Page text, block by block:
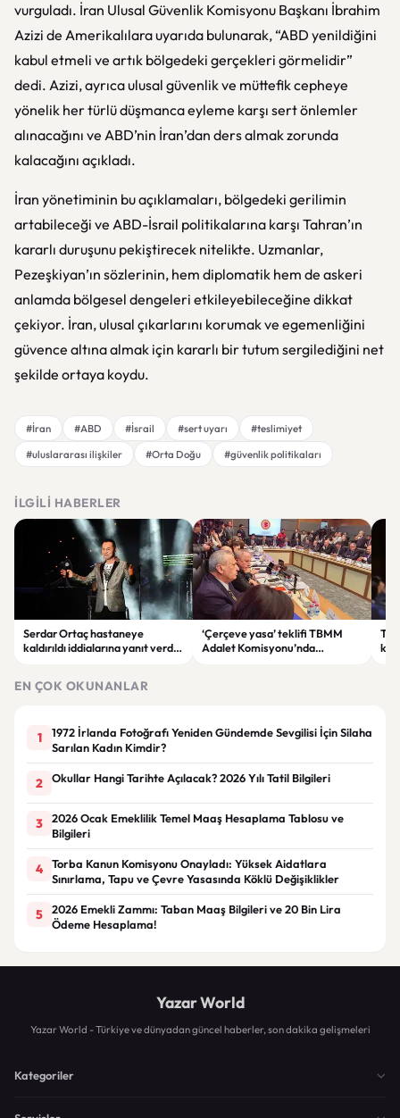
vurguladı. İran Ulusal Güvenlik Komisyonu Başkanı İbrahim
Azizi de Amerikalılara uyarıda bulunarak, “ABD yenildiğini
kabul etmeli ve artık bölgedeki gerçekleri görmelidir”
dedi. Azizi, ayrıca ulusal güvenlik ve müttefik cepheye
yönelik her türlü düşmanca eyleme karşı sert önlemler
alınacağını ve ABD’nin İran’dan ders almak zorunda
kalacağını açıkladı.
İran yönetiminin bu açıklamaları, bölgedeki gerilimin
artabileceği ve ABD-İsrail politikalarına karşı Tahran’ın
kararlı duruşunu pekiştirecek nitelikte. Uzmanlar,
Pezeşkiyan’ın sözlerinin, hem diplomatik hem de askeri
anlamda bölgesel dengeleri etkileyebileceğine dikkat
çekiyor. İran, ulusal çıkarlarını korumak ve egemenliğini
güvence altına almak için kararlı bir tutum sergilediğini net
şekilde ortaya koydu.
#İran #ABD #İsrail #sert uyarı
#teslimiyet
#uluslararası ilişkiler
#Orta Doğu #güvenlik politikaları
İLGILI HABERLER
Serdar Ortaç hastaneye
kaldırıldı iddialarına yanıt verdi:
‘Çerçeve yasa’ teklifi TBMM
Adalet Komisyonu’nda
EN ÇOK OKUNANLAR
1
1972 İrlanda Fotoğrafı Yeniden Gündemde Sevgilisi İçin Silaha
Sarılan Kadın Kimdir?
2 Okullar Hangi Tarihte Açılacak? 2026 Yılı Tatil Bilgileri
3
2026 Ocak Emeklilik Temel Maaş Hesaplama Tablosu ve
Bilgileri
4
Torba Kanun Komisyonu Onayladı: Yüksek Aidatlara
Sınırlama, Tapu ve Çevre Yasasında Köklü Değişiklikler
5
2026 Emekli Zammı: Taban Maaş Bilgileri ve 20 Bin Lira
Ödeme Hesaplama!
Yazar World
Yazar World - Türkiye ve dünyadan güncel haberler, son dakika gelişmeleri
Kategoriler